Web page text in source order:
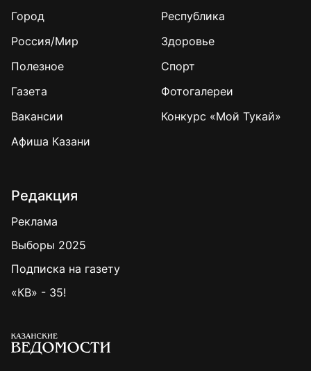
Город
Республика
Россия/Мир
Здоровье
Полезное
Спорт
Газета
Фотогалереи
Вакансии
Конкурс «Мой Тукай»
Афиша Казани
Редакция
Реклама
Выборы 2025
Подписка на газету
«КВ» - 35!